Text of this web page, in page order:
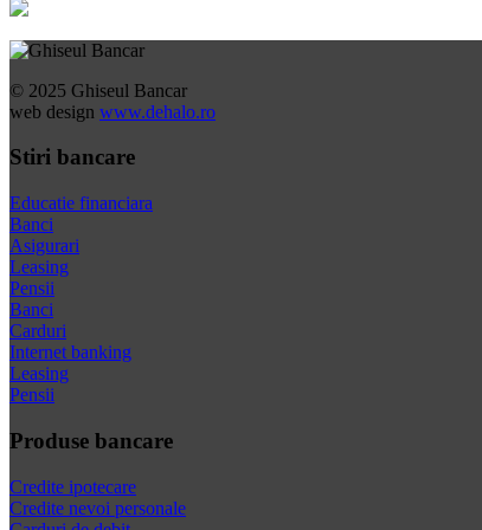
© 2025 Ghiseul Bancar
web design www.dehalo.ro
Stiri bancare
Educatie financiara
Banci
Asigurari
Leasing
Pensii
Banci
Carduri
Internet banking
Leasing
Pensii
Produse bancare
Credite ipotecare
Credite nevoi personale